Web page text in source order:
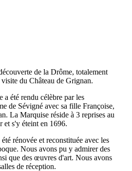
de la Drôme, totalement
du Château de Grignan.
a été rendu célèbre par les
de Sévigné avec sa fille Françoise,
La Marquise réside à 3 reprises au
et s'y éteint en 1696.
rénovée et reconstituée avec les
Nous avons pu y admirer des
que des œuvres d'art. Nous avons
de réception.